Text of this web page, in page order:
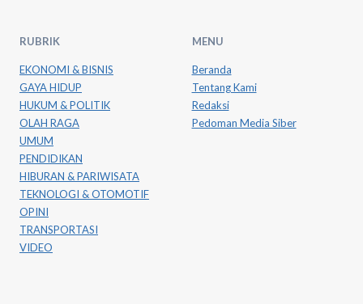
RUBRIK
EKONOMI & BISNIS
GAYA HIDUP
HUKUM & POLITIK
OLAH RAGA
UMUM
PENDIDIKAN
HIBURAN & PARIWISATA
TEKNOLOGI & OTOMOTIF
OPINI
TRANSPORTASI
VIDEO
MENU
Beranda
Tentang Kami
Redaksi
Pedoman Media Siber